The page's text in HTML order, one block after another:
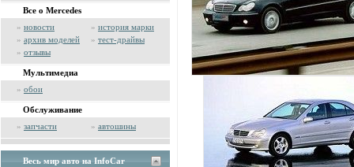
Все о Mercedes
» новости » история марки
» архив моделей » тест-драйвы
» отзывы
Мультимедиа
» обои
Обслуживание
» запчасти » автошины
Весь мир авто на InfoCar